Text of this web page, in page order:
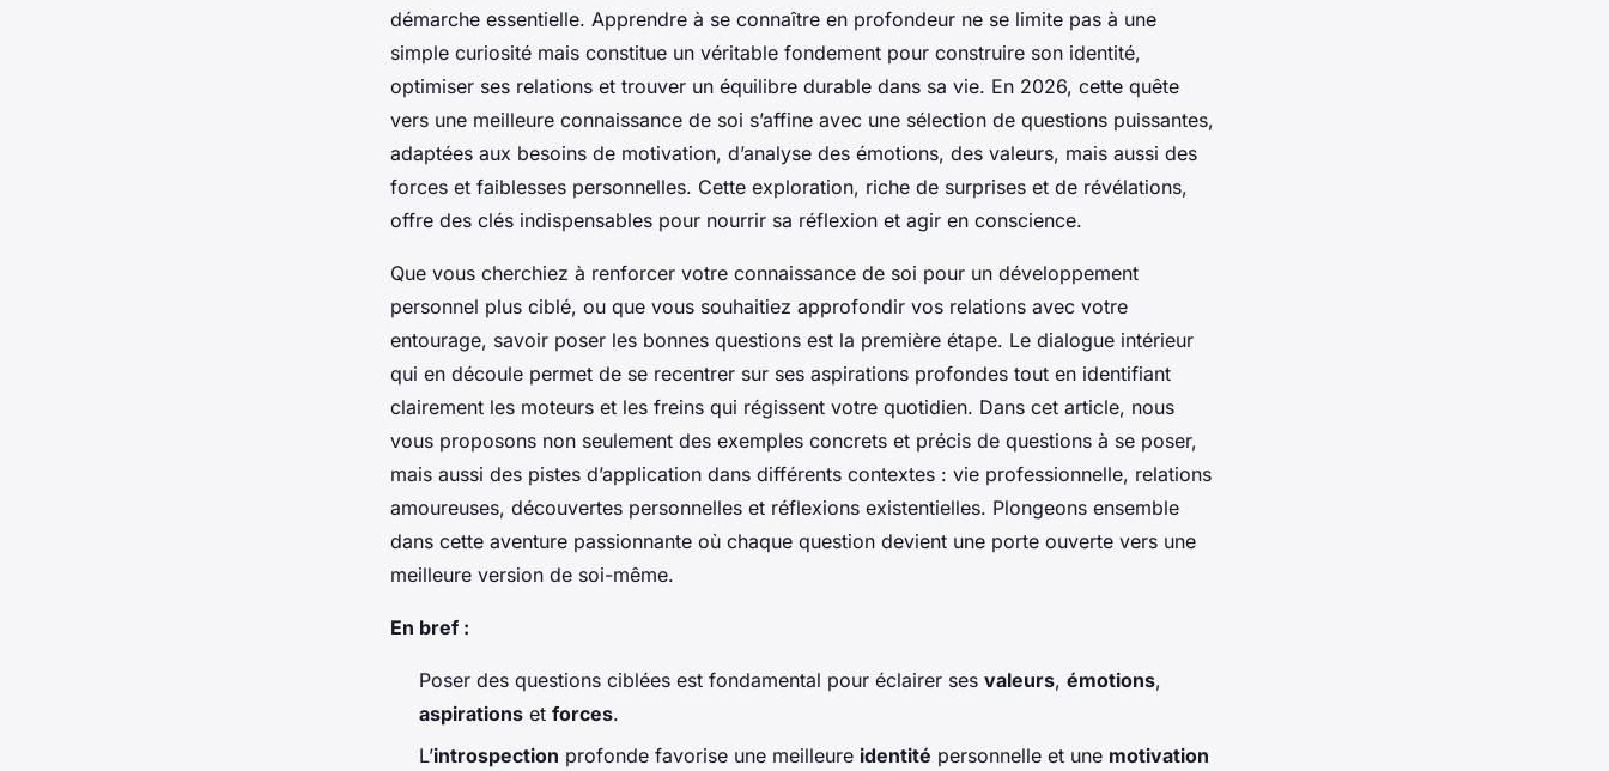
démarche essentielle. Apprendre à se connaître en profondeur ne se limite pas à une
simple curiosité mais constitue un véritable fondement pour construire son identité,
optimiser ses relations et trouver un équilibre durable dans sa vie. En 2026, cette quête
vers une meilleure connaissance de soi s’affine avec une sélection de questions puissantes,
adaptées aux besoins de motivation, d’analyse des émotions, des valeurs, mais aussi des
forces et faiblesses personnelles. Cette exploration, riche de surprises et de révélations,
offre des clés indispensables pour nourrir sa réflexion et agir en conscience.
Que vous cherchiez à renforcer votre connaissance de soi pour un développement
personnel plus ciblé, ou que vous souhaitiez approfondir vos relations avec votre
entourage, savoir poser les bonnes questions est la première étape. Le dialogue intérieur
qui en découle permet de se recentrer sur ses aspirations profondes tout en identifiant
clairement les moteurs et les freins qui régissent votre quotidien. Dans cet article, nous
vous proposons non seulement des exemples concrets et précis de questions à se poser,
mais aussi des pistes d’application dans différents contextes : vie professionnelle, relations
amoureuses, découvertes personnelles et réflexions existentielles. Plongeons ensemble
dans cette aventure passionnante où chaque question devient une porte ouverte vers une
meilleure version de soi-même.
En bref :
Poser des questions ciblées est fondamental pour éclairer ses valeurs, émotions,
aspirations et forces.
L’introspection profonde favorise une meilleure identité personnelle et une motivation